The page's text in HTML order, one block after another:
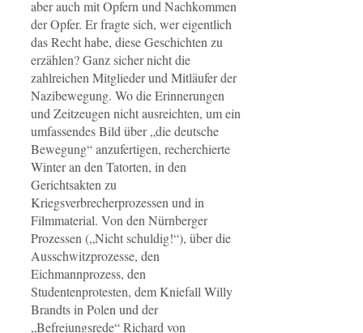
aber auch mit Opfern und Nachkommen
der Opfer. Er fragte sich, wer eigentlich
das Recht habe, diese Geschichten zu
erzählen? Ganz sicher nicht die
zahlreichen Mitglieder und Mitläufer der
Nazibewegung. Wo die Erinnerungen
und Zeitzeugen nicht ausreichten, um ein
umfassendes Bild über „die deutsche
Bewegung“ anzufertigen, recherchierte
Winter an den Tatorten, in den
Gerichtsakten zu
Kriegsverbrecherprozessen und in
Filmmaterial. Von den Nürnberger
Prozessen („Nicht schuldig!“), über die
Ausschwitzprozesse, den
Eichmannprozess, den
Studentenprotesten, dem Kniefall Willy
Brandts in Polen und der
„Befreiungsrede“ Richard von